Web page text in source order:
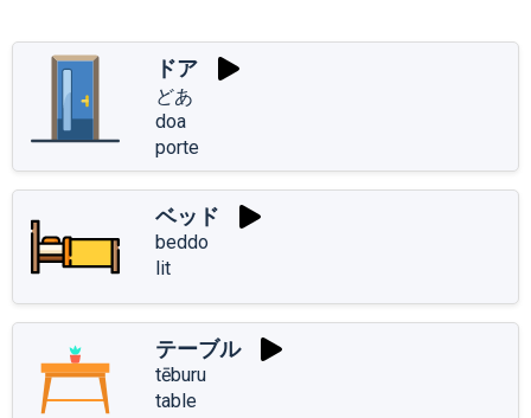
ドア
どあ
doa
porte
ベッド
beddo
lit
テーブル
tēburu
table